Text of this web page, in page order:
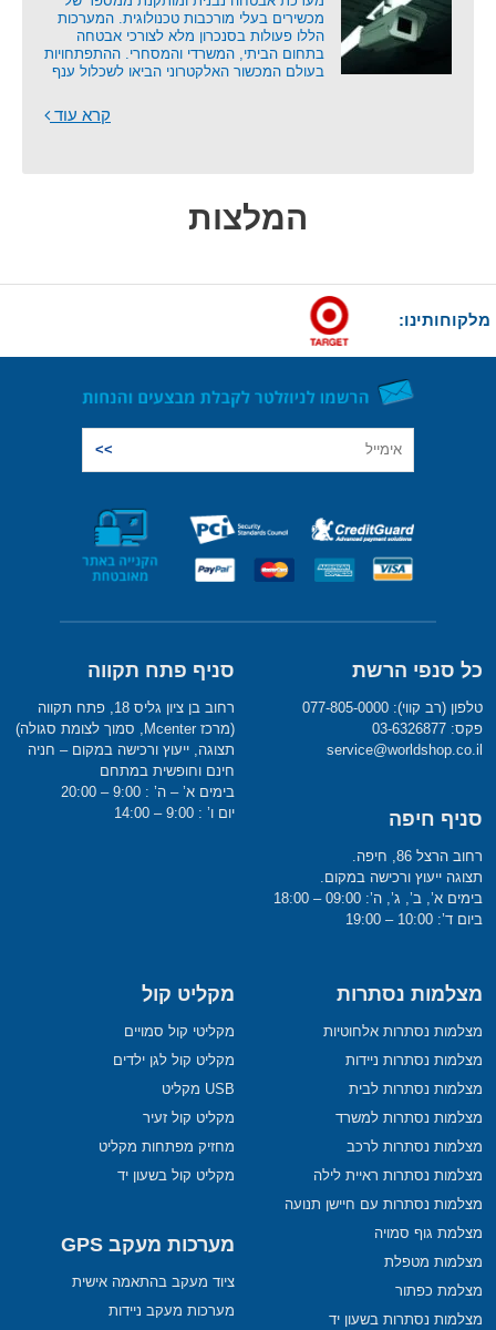
מכשירים בעלי מורכבות טכנולוגית. המערכות
הללו פעולות בסנכרון מלא לצורכי אבטחה
בתחום הביתי, המשרדי והמסחרי. ההתפתחויות
בעולם המכשור האלקטרוני הביאו לשכלול ענף
קרא עוד
המלצות
מלקוחותינו:
כל סנפי הרשת
טלפון (רב קווי): 077-805-0000
פקס: 03-6326877
service@worldshop.co.il
סניף חיפה
רחוב הרצל 86, חיפה.
תצוגה ייעוץ ורכישה במקום.
בימים א’, ב’, ג’, ה’: 09:00 – 18:00
ביום ד’: 10:00 – 19:00
סניף פתח תקווה
רחוב בן ציון גליס 18, פתח תקווה
(מרכז Mcenter, סמוך לצומת סגולה)
תצוגה, ייעוץ ורכישה במקום – חניה
חינם וחופשית במתחם
בימים א’ – ה’ : 9:00 – 20:00
יום ו’ : 9:00 – 14:00
מצלמות נסתרות
מצלמות נסתרות אלחוטיות
מצלמות נסתרות ניידות
מצלמות נסתרות לבית
מצלמות נסתרות למשרד
מצלמות נסתרות לרכב
מצלמות נסתרות ראיית לילה
מצלמות נסתרות עם חיישן תנועה
מצלמת גוף סמויה
מצלמות מטפלת
מצלמת כפתור
מצלמות נסתרות בשעון יד
מקליט קול
מקליטי קול סמויים
מקליט קול לגן ילדים
USB מקליט
מקליט קול זעיר
מחזיק מפתחות מקליט
מקליט קול בשעון יד
מערכות מעקב GPS
ציוד מעקב בהתאמה אישית
מערכות מעקב ניידות